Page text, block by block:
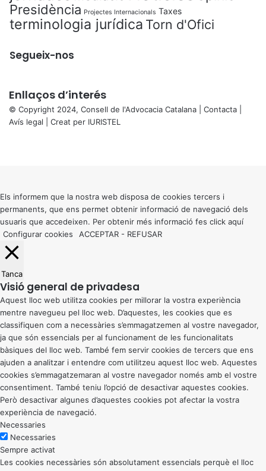
Presidència Projectes Internacionals Taxes
terminologia jurídica Torn d'Ofici
Segueix-nos
Enllaços d’interés
© Copyright 2024, Consell de l'Advocacia Catalana | Contacta
Avís legal | Creat per IURISTEL
button
Els informem que la nostra web disposa de cookies tercers i
permanents, que ens permet obtenir informació de navegació dels
usuaris que accedeixen. Per obtenir més informació fes click aquí
Configurar cookies
ACCEPTAR - REFUSAR
Tanca
Visió general de privadesa
Aquest lloc web utilitza cookies per millorar la vostra experiència
mentre navegueu pel lloc web. D’aquestes, les cookies que es
classifiquen com a necessàries s’emmagatzemen al vostre navegador,
ja que són essencials per al funcionament de les funcionalitats
bàsiques del lloc web. També fem servir cookies de tercers que ens
ajuden a analitzar i entendre com utilitzeu aquest lloc web. Aquestes
cookies s’emmagatzemaran al vostre navegador només amb el vostre
consentiment. També teniu l’opció de desactivar aquestes cookies.
Però desactivar algunes d’aquestes cookies pot afectar la vostra
experiència de navegació.
Necessaries
Necessaries
Sempre activat
Les cookies necessàries són absolutament essencials perquè el lloc